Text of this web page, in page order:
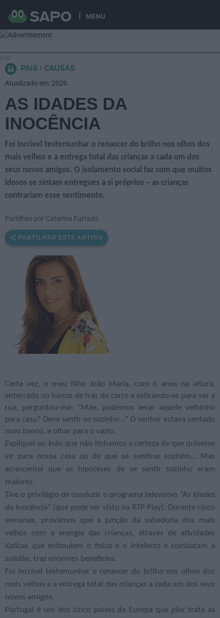
MENU
PAIS CAUSAS
AS IDADES DA
INOCÊNCIA
Foi incrível testemunhar o renascer do brilho nos olhos dos
mais velhos e a entrega total das crianças a cada um dos
seus novos amigos. O isolamento social faz com que muitos
idosos se sintam entregues a si próprios – as crianças
contrariam esse sentimento.
Partilhas por Catarina Furtado
PARTILHAR ESTE ARTIGO
Certa vez, o meu filho João Maria, com 6 anos na altura,
enterrado no banco de trás do carro e esticando-se para ver a
rua, perguntou-me: “Mãe, podemos levar aquele velhinho
para casa? Deve sentir-se sozinho...” O senhor estava sentado
num banco, a olhar para o vazio.
Expliquei ao João que não tínhamos a certeza de que quisesse
vir para nossa casa ou de que se sentisse sozinho... Mas
acrescentei que as hipóteses de se sentir sozinho eram
maiores.
Tive o privilégio de conduzir o programa televisivo “As Idades
da Inocência” (que pode ser visto na RTP Play). Durante cinco
semanas, provámos que a junção da sabedoria dos mais
velhos com a energia das crianças, através de atividades
lúdicas que estimulem o físico e o intelecto e combatam a
solidão, traz enormes benefícios.
Foi incrível testemunhar o renascer do brilho nos olhos dos
mais velhos e a entrega total das crianças a cada um dos seus
novos amigos.
Portugal é um dos cinco países da Europa que pior trata as
Atualizado em: 2020